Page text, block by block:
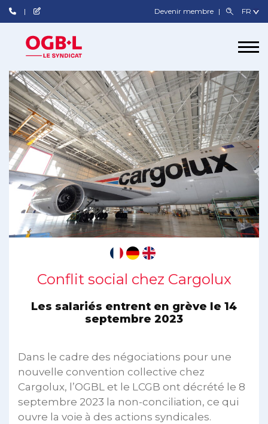
Devenir membre
Conflit social chez Cargolux
Les salariés entrent en grève le 14
septembre 2023
Dans le cadre des négociations pour une
nouvelle convention collective chez
Cargolux, l’OGBL et le LCGB ont décrété le 8
septembre 2023 la non-conciliation, ce qui
ouvre la voie à des actions syndicales.